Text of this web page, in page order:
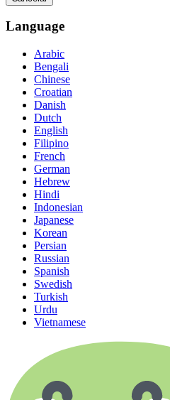
Language
Arabic
Bengali
Chinese
Croatian
Danish
Dutch
English
Filipino
French
German
Hebrew
Hindi
Indonesian
Japanese
Korean
Persian
Russian
Spanish
Swedish
Turkish
Urdu
Vietnamese